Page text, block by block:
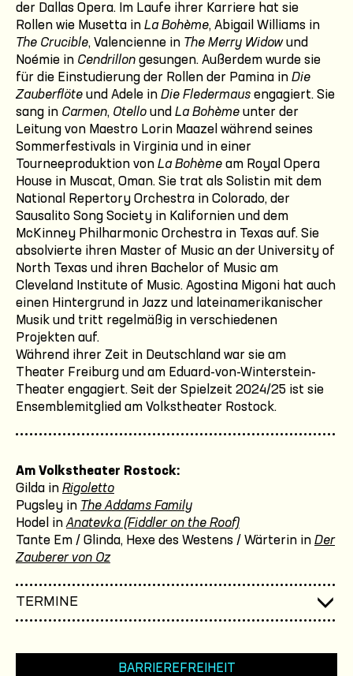
der Dallas Opera. Im Laufe ihrer Karriere hat sie
Rollen wie Musetta in La Bohème, Abigail Williams in
The Crucible, Valencienne in The Merry Widowund
Noémie in Cendrillon gesungen. Außerdem wurde sie
für die Einstudierung der Rollen der Pamina in Die
Zauberflöte und Adele in Die Fledermaus engagiert. Sie
sang in Carmen, Otello und La Bohème unter der
Leitung von Maestro Lorin Maazel während seines
Sommerfestivals in Virginia und in einer
Tourneeproduktion von La Bohème am Royal Opera
House in Muscat, Oman. Sie trat als Solistin mit dem
National Repertory Orchestra in Colorado, der
Sausalito Song Society in Kalifornien und dem
McKinney Philharmonic Orchestra in Texas auf. Sie
absolvierte ihren Master of Music an der University of
North Texas und ihren Bachelor of Music am
Cleveland Institute of Music. Agostina Migoni hat auch
einen Hintergrund in Jazz und lateinamerikanischer
Musik und tritt regelmäßig in verschiedenen
Projekten auf.
Während ihrer Zeit in Deutschland war sie am
Theater Freiburg und am Eduard-von-Winterstein-
Theater engagiert. Seit der Spielzeit 2024/25 ist sie
Ensemblemitglied am Volkstheater Rostock.
Am Volkstheater Rostock:
Gilda in Rigoletto
Pugsley in The Addams Family
Hodel in Anatevka (Fiddler on the Roof)
Tante Em / Glinda, Hexe des Westens / Wärterin in Der
Zauberer von Oz
TERMINE
BARRIEREFREIHEIT